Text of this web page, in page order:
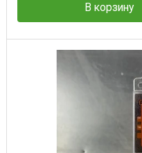
В корзину